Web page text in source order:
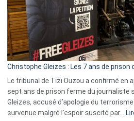
Christophe Gleizes : Les 7 ans de prison
Le tribunal de Tizi Ouzou a confirmé en
sept ans de prison ferme du journaliste
Gleizes, accusé d’apologie du
survenue malgré l’espoir suscité par…